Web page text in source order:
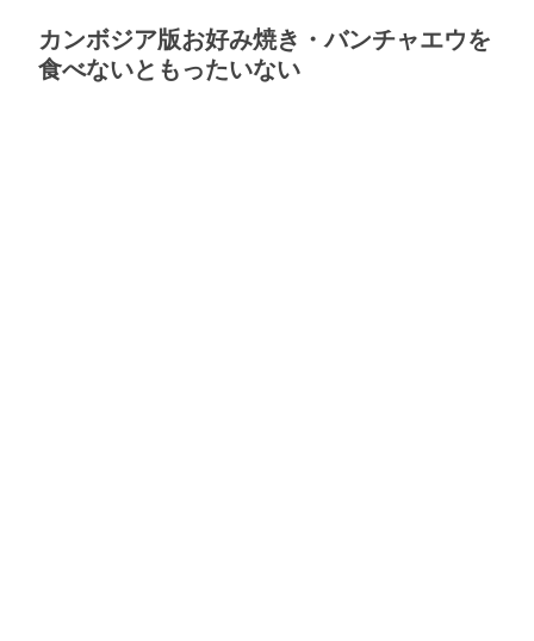
カンボジア版お好み焼き・バンチャエウを
食べないともったいない